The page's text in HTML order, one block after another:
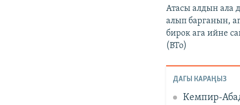
Атасы алдын ала
алып барганын,
бирок ага ийне
(BTo)
ДАГЫ КАРАҢЫЗ
Кемпир-